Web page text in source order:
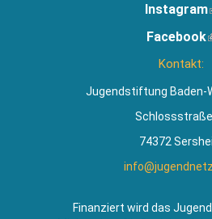
Instagram
Facebook
Kontakt:
Jugendstiftung Baden-
74372
Finanziert wird das